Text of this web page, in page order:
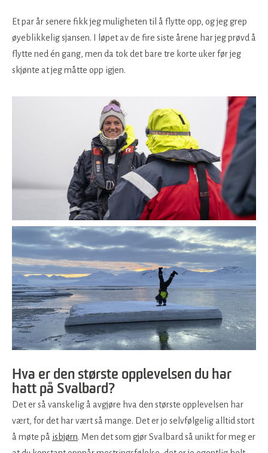
Et par år senere fikk jeg muligheten til å flytte opp, og jeg grep
øyeblikkelig sjansen. I løpet av de fire siste årene har jeg prøvd å
flytte ned én gang, men da tok det bare tre korte uker før jeg
skjønte at jeg måtte opp igjen.
Hva er den største opplevelsen du har
hatt på Svalbard?
Det er så vanskelig å avgjøre hva den største opplevelsen har
vært, for det har vært så mange. Det er jo selvfølgelig alltid stort
å møte på isbjørn. Men det som gjør Svalbard så unikt for meg er